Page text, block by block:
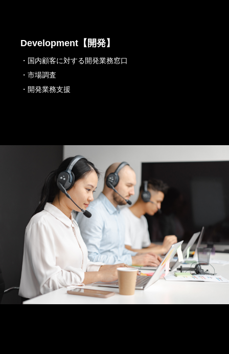
Development【開発】
・国内顧客に対する開発業務窓口
・市場調査
・開発業務支援